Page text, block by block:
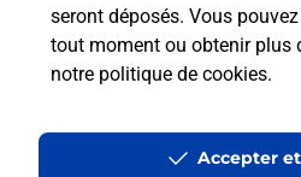
seront déposés. Vous
tout moment ou obtenir plus
notre politique de cookies.
Accepter
Accessibilité : partiellement